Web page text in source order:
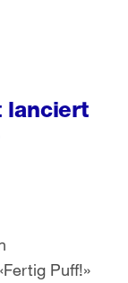
lanciert
Puff!»